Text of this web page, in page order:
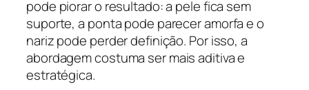
pode piorar o resultado: a pele fica sem
suporte, a ponta pode parecer amorfa e o
nariz pode perder definição. Por isso, a
abordagem costuma ser mais aditiva e
estratégica.